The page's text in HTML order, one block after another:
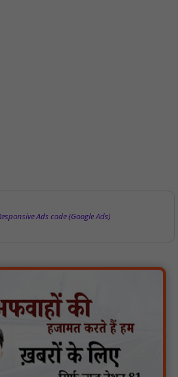
Ads code (Google Ads)
की नियमित समीक्षा, मुख्यमंत्री विष्णुदेव साय ने
के निर्देश : NN81